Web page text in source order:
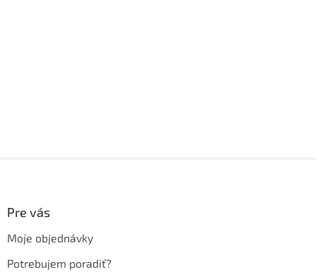
Pre vás
Moje objednávky
Potrebujem poradiť?